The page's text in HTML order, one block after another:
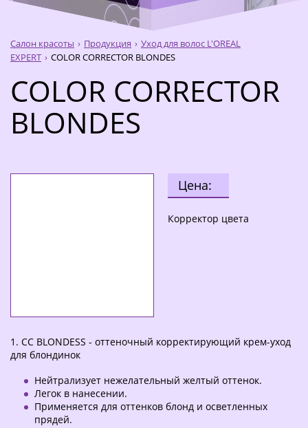
Салон красоты Продукция
Уход для волос L'OREAL
EXPERT
COLOR CORRECTOR BLONDES
COLOR CORRECTOR
BLONDES
Цена:
Корректор цвета
1. СС BLONDESS - оттеночный корректирующий крем-уход
для блондинок
Нейтрализует нежелательный желтый оттенок.
Легок в нанесении.
Применяется для оттенков блонд и осветленных
прядей.